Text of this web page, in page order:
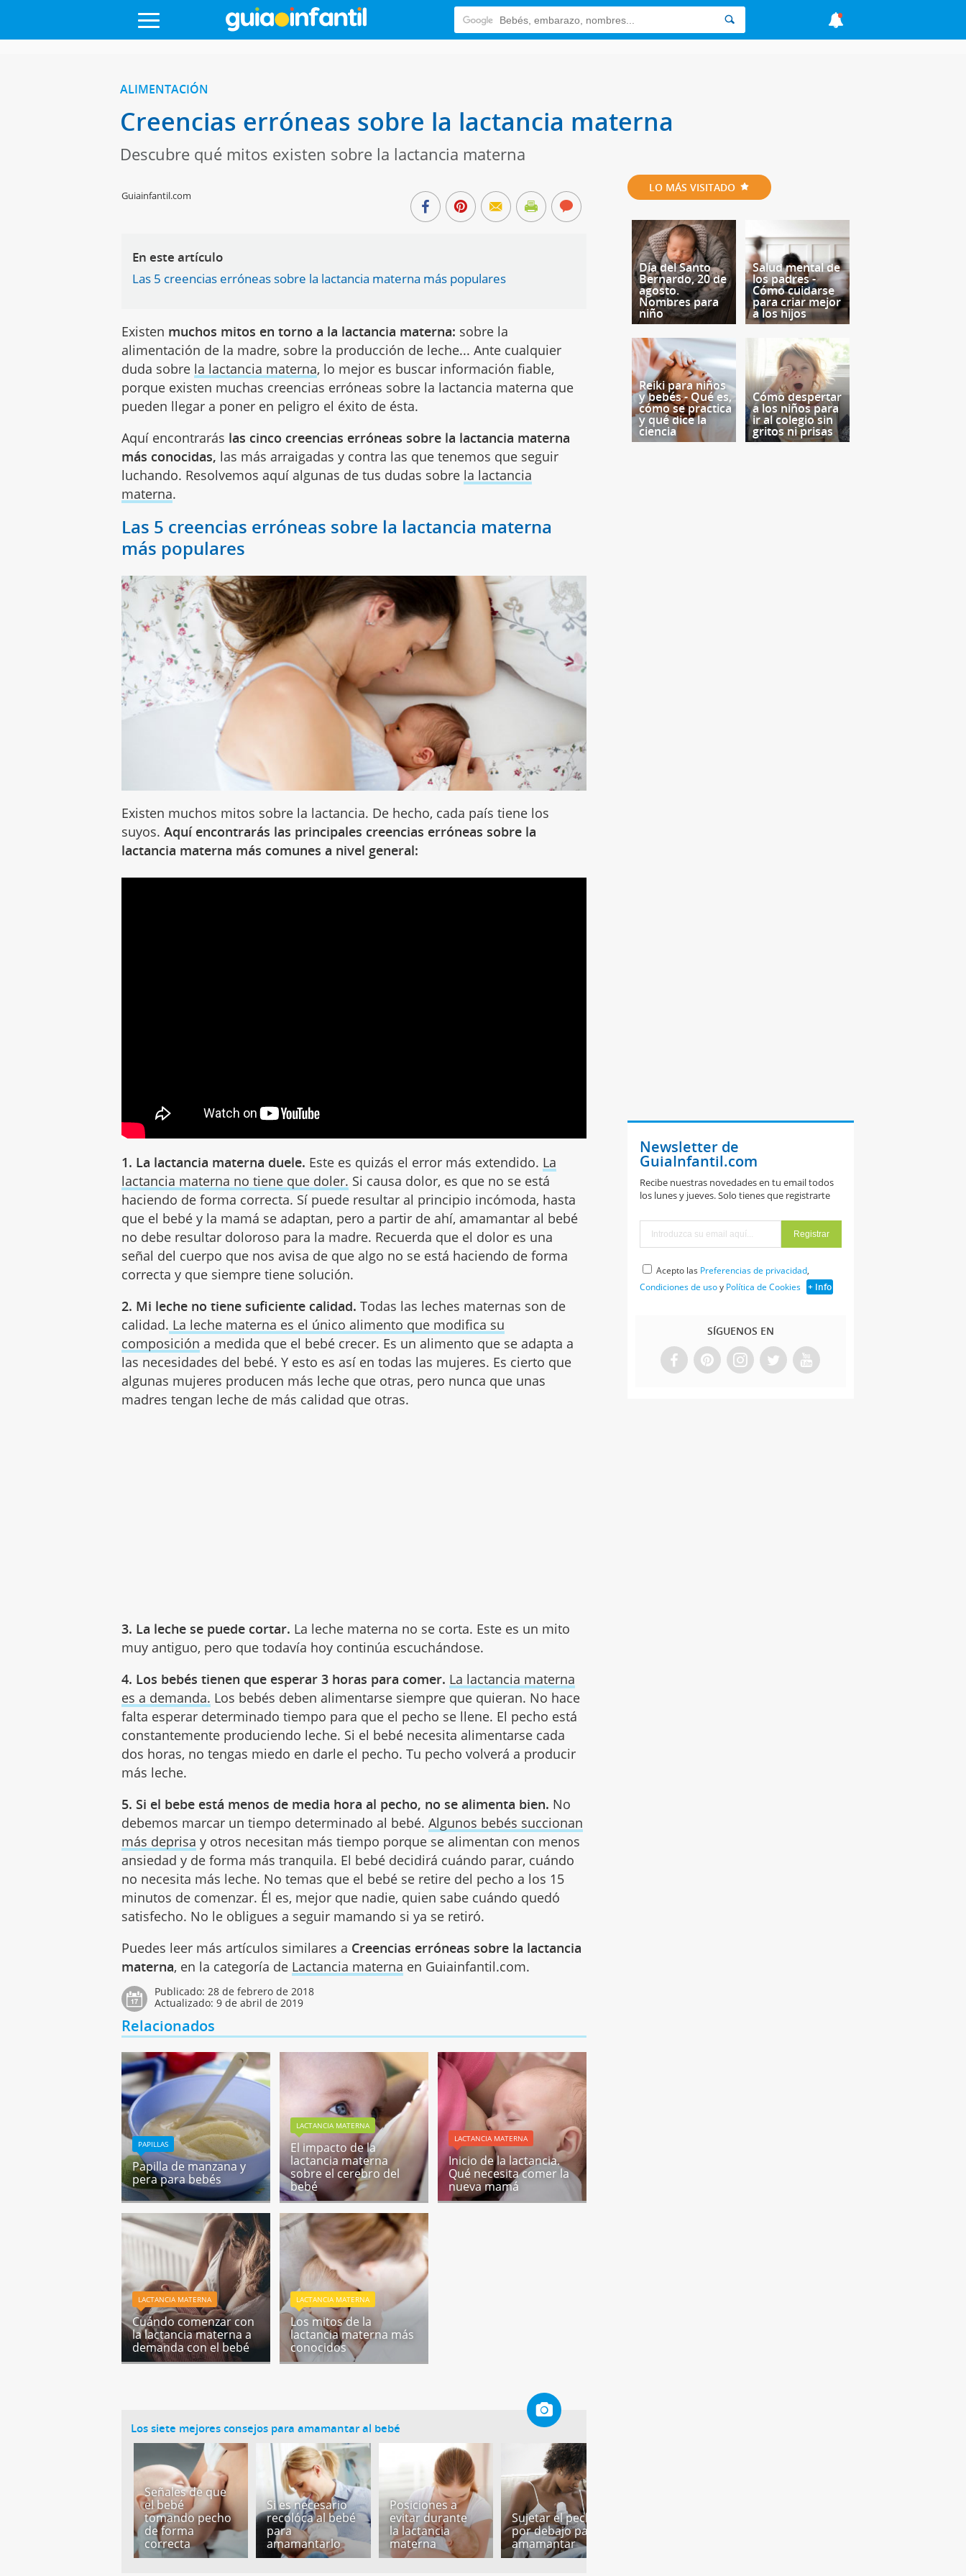
ALIMENTACIÓN
Creencias erróneas sobre la lactancia materna
Descubre qué mitos existen sobre la lactancia materna
Guiainfantil.com
En este artículo
Las 5 creencias erróneas sobre la lactancia materna más populares
Existen muchos mitos en torno a la lactancia materna: sobre la
alimentación de la madre, sobre la producción de leche... Ante cualquier
duda sobre la lactancia materna, lo mejor es buscar información fiable,
porque existen muchas creencias erróneas sobre la lactancia materna que
pueden llegar a poner en peligro el éxito de ésta.
Aquí encontrarás las cinco creencias erróneas sobre la lactancia materna
más conocidas, las más arraigadas y contra las que tenemos que seguir
luchando. Resolvemos aquí algunas de tus dudas sobre la lactancia
materna.
Las 5 creencias erróneas sobre la lactancia materna
más populares
Existen muchos mitos sobre la lactancia. De hecho, cada país tiene los
suyos.Aquí encontrarás las principales creencias erróneas sobre la
lactancia materna más comunes a nivel general:
1. La lactancia materna duele. Este es quizás el error más extendido. La
lactancia materna no tiene que doler. Si causa dolor, es que no se está
haciendo de forma correcta. Sí puede resultar al principio incómoda, hasta
que el bebé y la mamá se adaptan, pero a partir de ahí, amamantar al bebé
no debe resultar doloroso para la madre. Recuerda que el dolor es una
señal del cuerpo que nos avisa de que algo no se está haciendo de forma
correcta y que siempre tiene solución.
2. Mi leche no tiene suficiente calidad. Todas las leches maternas son de
calidad. La leche materna es el único alimento que modifica su
composición a medida que el bebé crecer. Es un alimento que se adapta a
las necesidades del bebé. Y esto es así en todas las mujeres. Es cierto que
algunas mujeres producen más leche que otras, pero nunca que unas
madres tengan leche de más calidad que otras.
3. La leche se puede cortar. La leche materna no se corta. Este es un mito
muy antiguo, pero que todavía hoy continúa escuchándose.
4. Los bebés tienen que esperar 3 horas para comer. La lactancia materna
es a demanda. Los bebés deben alimentarse siempre que quieran. No hace
falta esperar determinado tiempo para que el pecho se llene. El pecho está
constantemente produciendo leche. Si el bebé necesita alimentarse cada
dos horas, no tengas miedo en darle el pecho. Tu pecho volverá a producir
más leche.
5. Si el bebe está menos de media hora al pecho, no se alimenta bien. No
debemos marcar un tiempo determinado al bebé.Algunos bebés succionan
más deprisa y otros necesitan más tiempo porque se alimentan con menos
ansiedad y de forma más tranquila. El bebé decidirá cuándo parar, cuándo
no necesita más leche. No temas que el bebé se retire del pecho a los 15
minutos de comenzar. Él es, mejor que nadie, quien sabe cuándo quedó
satisfecho. No le obligues a seguir mamando si ya se retiró.
Puedes leer más artículos similares a Creencias erróneas sobre la lactancia
materna, en la categoría de Lactancia materna en Guiainfantil.com.
Publicado:28 de febrero de 2018
Actualizado:9 de abril de 2019
Relacionados
PAPILLAS
Papilla de manzana y
pera para bebés
LACTANCIA MATERNA
El impacto de la
lactancia materna
sobre el cerebro del
bebé
LACTANCIA MATERNA
Inicio de la lactancia.
Qué necesita comer la
nueva mamá
LACTANCIA MATERNA
Cuándo comenzar con
la lactancia materna a
demanda con el bebé
LACTANCIA MATERNA
Los mitos de la
lactancia materna más
conocidos
Los siete mejores consejos para amamantar al bebé
Señales de que
el bebé
tomando pecho
de forma
correcta
Si es necesario
recolóca al bebé
para
amamantarlo
Posiciones a
evitar durante
la lactancia
materna
Sujetar el pecho
por debajo para
amamantar
LO MÁS VISITADO
Día del Santo
Bernardo, 20 de
agosto.
Nombres para
niño
Salud mental de
los padres -
Cómo cuidarse
para criar mejor
a los hijos
Reiki para niños
y bebés - Qué es,
cómo se practica
y qué dice la
ciencia
Cómo despertar
a los niños para
ir al colegio sin
gritos ni prisas
Newsletter de
GuiaInfantil.com
Recibe nuestras novedades en tu email todos
los lunes y jueves. Solo tienes que registrarte
Acepto las Preferencias de privacidad,
Condiciones de usoy Política de Cookies + Info
SÍGUENOS EN